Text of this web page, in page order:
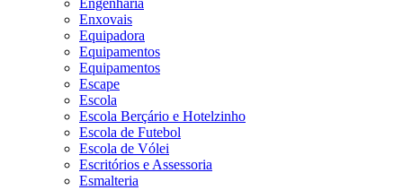
Engenharia
Enxovais
Equipadora
Equipamentos
Equipamentos
Escape
Escola
Escola Berçário e Hotelzinho
Escola de Futebol
Escola de Vólei
Escritórios e Assessoria
Esmalteria